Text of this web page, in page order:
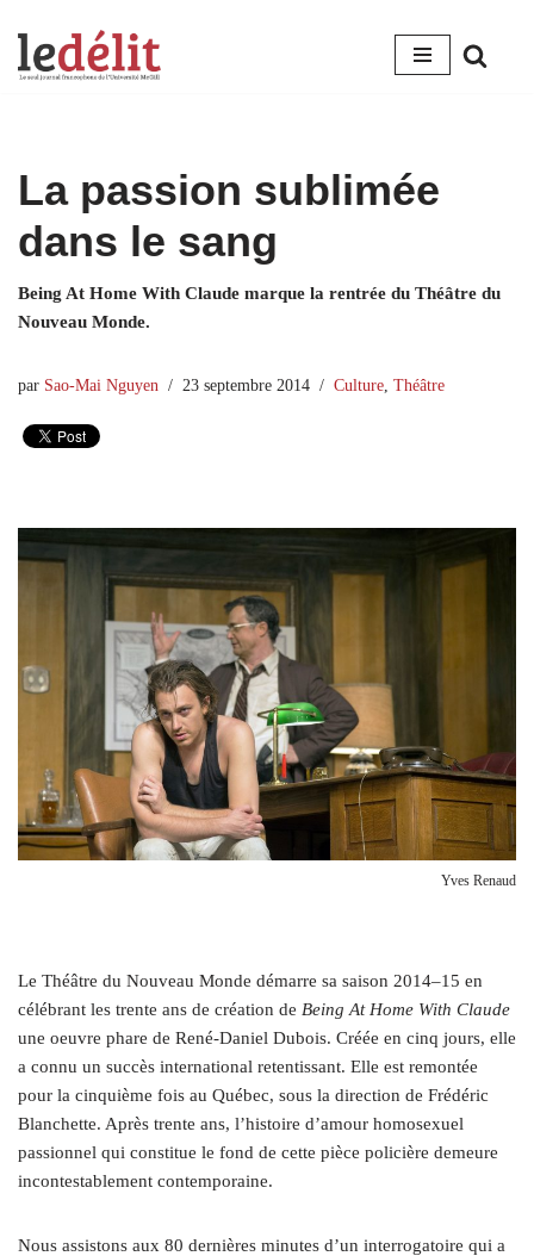
Aller
La passion sublimée
dans le sang
Being At Home With Claude marque la rentrée du Théâtre du
Nouveau Monde.
par Sao-Mai Nguyen 23 septembre 2014 Culture Théâtre
Yves Renaud
Le Théâtre du Nouveau Monde démarre sa saison 2014–15 en
célébrant les trente ans de création de Being At Home With Claude
une oeuvre phare de René-Daniel Dubois. Créée en cinq jours, elle
a connu un succès international retentissant. Elle est remontée
pour la cinquième fois au Québec, sous la direction de Frédéric
Blanchette. Après trente ans, l’histoire d’amour homosexuel
passionnel qui constitue le fond de cette pièce policière demeure
incontestablement contemporaine.
Nous assistons aux 80 dernières minutes d’un interrogatoire qui a